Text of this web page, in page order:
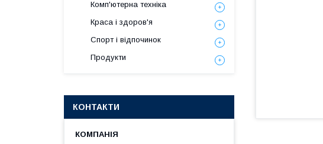
Комп'ютерна техніка
Краса і здоров'я
Спорт і відпочинок
Продукти
КОНТАКТИ